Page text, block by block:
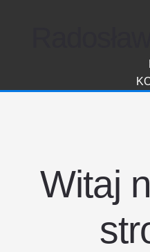
Witaj